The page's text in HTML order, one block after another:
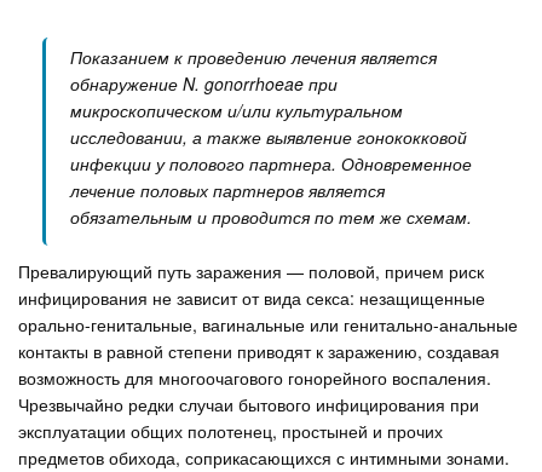
Показанием к проведению лечения является
обнаружение N. gonorrhoeae при
микроскопическом и/или культуральном
исследовании, а также выявление гонококковой
инфекции у полового партнера. Одновременное
лечение половых партнеров является
обязательным и проводится по тем же схемам.
Превалирующий путь заражения — половой, причем риск
инфицирования не зависит от вида секса: незащищенные
орально-генитальные, вагинальные или генитально-анальные
контакты в равной степени приводят к заражению, создавая
возможность для многоочагового гонорейного воспаления.
Чрезвычайно редки случаи бытового инфицирования при
эксплуатации общих полотенец, простыней и прочих
предметов обихода, соприкасающихся с интимными зонами.